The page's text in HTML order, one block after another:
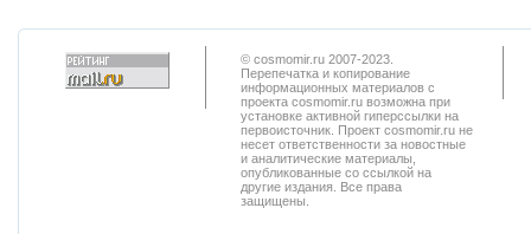
© cosmomir.ru 2007-2023.
Перепечатка и копирование
информационных материалов с
проекта cosmomir.ru возможна при
установке активной гиперссылки на
первоисточник. Проект cosmomir.ru не
несет ответственности за новостные
и аналитические материалы,
опубликованные со ссылкой на
другие издания. Все права
защищены.